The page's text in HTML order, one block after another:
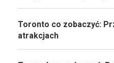
Toronto co zobaczyć:
atrakcjach